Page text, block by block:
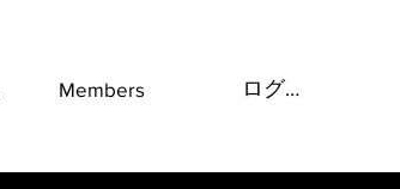
Members ログイン